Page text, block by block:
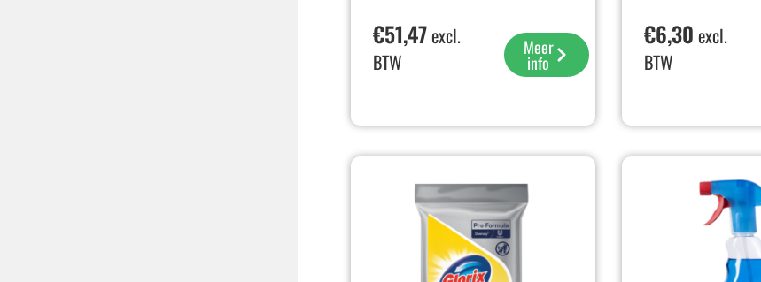
€51,47excl.
BTW
Meer
info
€6,30 excl.
BTW